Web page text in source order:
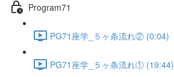
Program71
PG71座学_５ヶ条流れ② (0:04)
PG71座学_５ヶ条流れ① (19:44)